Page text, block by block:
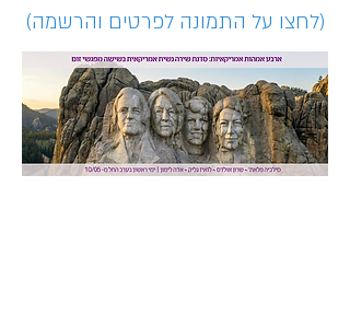
(לחצו על התמונה לפרטים והרשמה)